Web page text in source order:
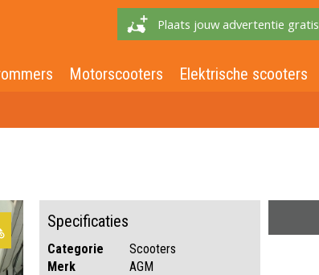
Plaats jouw advertentie gratis
Motorscooters Elektrische scooters
Specificaties
Categorie
Scooters
Merk
AGM